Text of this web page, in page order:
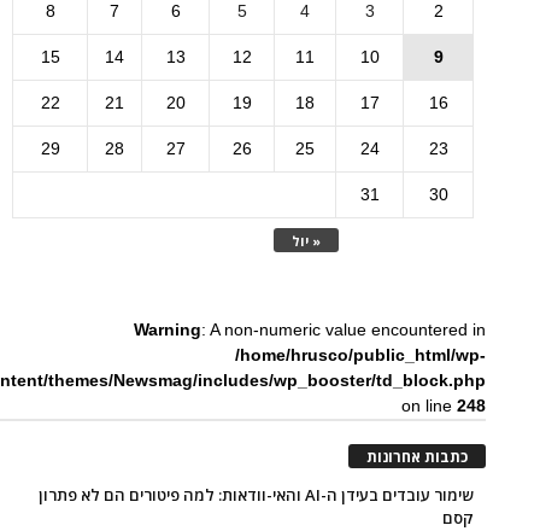
« יול
2
3
4
5
6
7
8
9
10
11
12
13
14
15
16
17
18
19
20
21
22
23
24
25
26
27
28
29
30
31
Warning: A non-numeric value encountered in
/home/hrusco/public_html/wp-
themes/Newsmag/includes/wp_booster/td_block.php
on line248
כתבות אחרונות
שימור עובדים בעידן ה-AI והאי-וודאות: למה פיטורים הם לא פתרון
קסם